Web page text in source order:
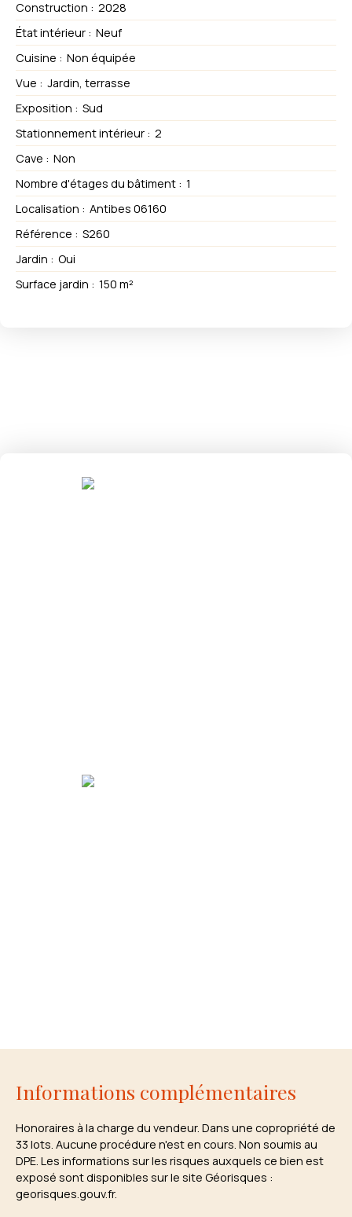
Construction : 2028
État intérieur : Neuf
Cuisine : Non équipée
Vue : Jardin, terrasse
Exposition : Sud
Stationnement intérieur : 2
Cave : Non
Nombre d'étages du bâtiment : 1
Localisation : Antibes 06160
Référence : S260
Jardin : Oui
Surface jardin : 150 m²
Informations complémentaires
Honoraires à la charge du vendeur. Dans une copropriété de
33 lots. Aucune procédure n'est en cours. Non soumis au
DPE. Les informations sur les risques auxquels ce bien est
exposé sont disponibles sur le site Géorisques :
georisques.gouv.fr.